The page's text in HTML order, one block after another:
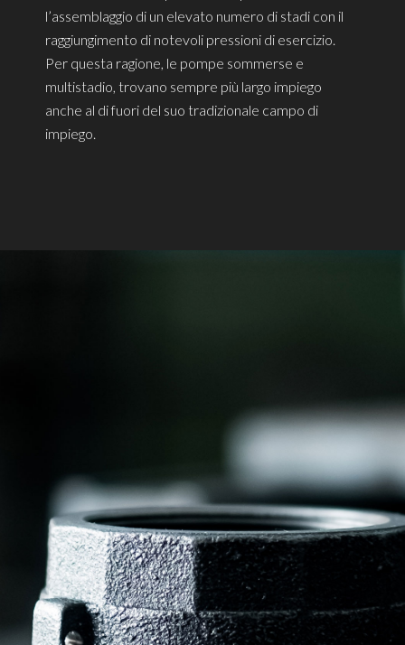
l’assemblaggio di un elevato numero di stadi con il
raggiungimento di notevoli pressioni di esercizio.
Per questa ragione, le pompe sommerse e
multistadio, trovano sempre più largo impiego
anche al di fuori del suo tradizionale campo di
impiego.